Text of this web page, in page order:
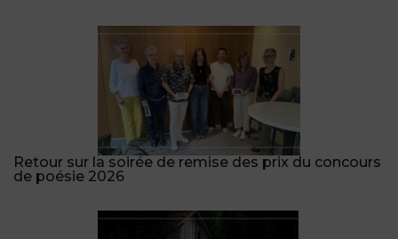
Retour sur la soirée de remise des prix du concours
de poésie 2026